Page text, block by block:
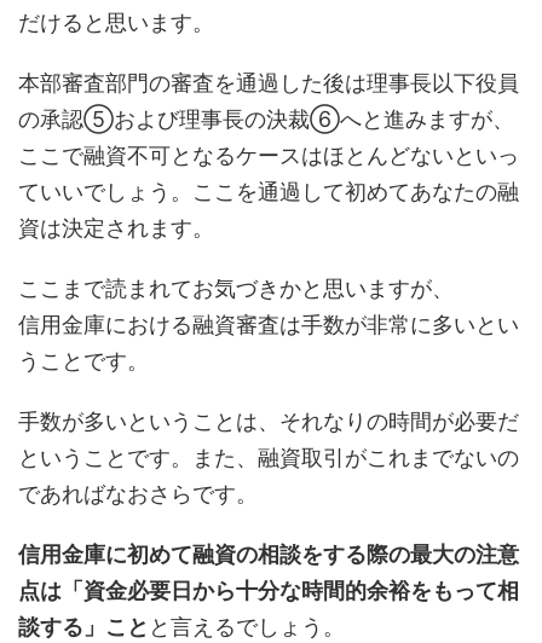
だけると思います。
本部審査部門の審査を通過した後は理事長以下役員
の承認⑤および理事長の決裁⑥へと進みますが、
ここで融資不可となるケースはほとんどないといっ
ていいでしょう。ここを通過して初めてあなたの融
資は決定されます。
ここまで読まれてお気づきかと思いますが、
信用金庫における融資審査は手数が非常に多いとい
うことです。
手数が多いということは、それなりの時間が必要だ
ということです。また、融資取引がこれまでないの
であればなおさらです。
信用金庫に初めて融資の相談をする際の最大の注意
点は「資金必要日から十分な時間的余裕をもって相
談する」こと と言えるでしょう。